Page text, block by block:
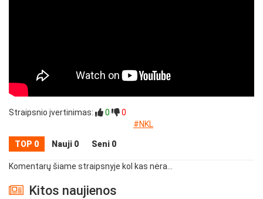
Straipsnio įvertinimas: 0
0
#NKL
TOP 0 Nauji 0 Seni 0
Komentarų šiame straipsnyje kol kas nėra...
Kitos naujienos